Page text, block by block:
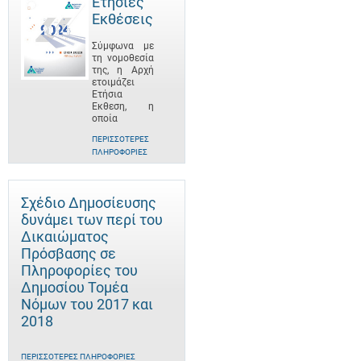
Εκθέσεις
Σύμφωνα με
τη νομοθεσία
της, η Αρχή
ετοιμάζει
Ετήσια
Έκθεση, η
οποία
ΠΕΡΙΣΣΌΤΕΡΕΣ
ΠΛΗΡΟΦΟΡΊΕΣ
Σχέδιο Δημοσίευσης
δυνάμει των περί του
Δικαιώματος
Πρόσβασης σε
Πληροφορίες του
Δημοσίου Τομέα
Νόμων του 2017 και
2018
ΠΕΡΙΣΣΌΤΕΡΕΣ ΠΛΗΡΟΦΟΡΊΕΣ